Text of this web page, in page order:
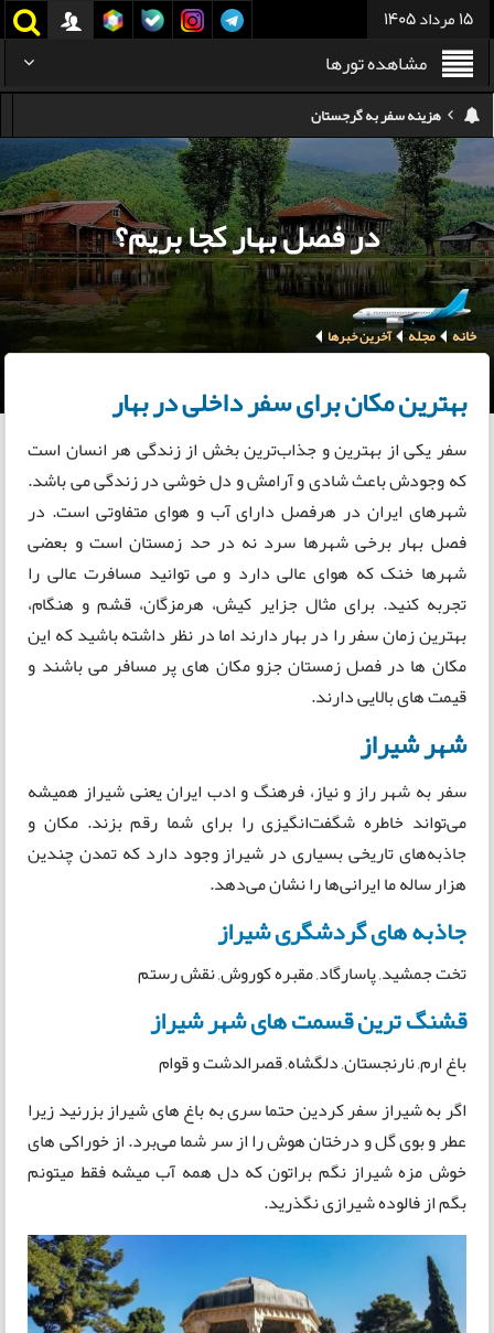
15 مرداد 1405
مشاهده تورها
هزینه سفر به تایلند
کدام هواپیمایی کدام ترمینال مهرآباد؟
استرداد بلیط هواپیما در شرایط جنگی
هزینه تفریحات استانبول ۲۰۲۵
سفر به ارمنستان | دیدنی‌ها و تجربیات جذاب
معرفی بهترین غذاهای محلی و خیابانی دبی
در فصل بهار کجا بریم؟
خانه مجله آخرین خبرها
بهترین مکان برای سفر داخلی در بهار
سفر یکی از بهترین و جذاب‌ترین بخش از زندگی هر انسان است
که وجودش باعث شادی و آرامش و دل خوشی در زندگی می باشد.
شهرهای ایران در هرفصل دارای آب و هوای متفاوتی است. در
فصل بهار برخی شهرها سرد نه در حد زمستان است و بعضی
شهرها خنک که هوای عالی دارد و می توانید مسافرت عالی را
تجربه کنید. برای مثال جزایر کیش، هرمزگان، قشم و هنگام،
بهترین زمان سفر را در بهار دارند اما در نظر داشته باشید که این
مکان ها در فصل زمستان جزو مکان های پر مسافر می باشند و
قیمت های بالایی دارند.
شهر شیراز
سفر به شهر راز و نیاز، فرهنگ و ادب ایران یعنی شیراز همیشه
می‌تواند خاطره شگفت‌انگیزی را برای شما رقم بزند. مکان و
جاذبه‌های تاریخی بسیاری در شیراز وجود دارد که تمدن چندین
هزار ساله ما ایرانی‌ها را نشان می‌دهد.
جاذبه های گردشگری شیراز
تخت جمشید, پاسارگاد, مقبره کوروش, نقش رستم
قشنگ ترین قسمت های شهر شیراز
باغ ارم, نارنجستان, دلگشاه, قصرالدشت و قوام
اگر به شیراز سفر کردین حتما سری به باغ های شیراز بزرنید زیرا
عطر و بوی گل و درختان هوش را از سر شما می‌برد. از خوراکی های
خوش مزه شیراز نگم براتون که دل همه آب میشه فقط میتونم
بگم از فالوده شیرازی نگذرید.